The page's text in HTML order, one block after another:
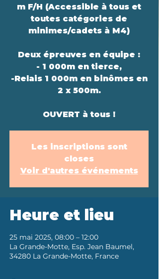
m F/H (Accessible à tous et
toutes catégories de
minimes/cadets à M4)
Deux épreuves en équipe :
- 1 000m en tierce,
-Relais 1 000m en binômes en
2 x 500m.
OUVERT à tous !
Les inscriptions sont
closes
Voir d'autres événements
Heure et lieu
25 mai 2025, 08:00 – 12:00
La Grande-Motte, Esp. Jean Baumel,
34280 La Grande-Motte, France